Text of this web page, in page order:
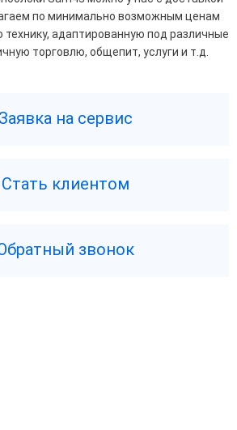
по минимально возможным ценам
адаптированную под различные
торговлю, общепит, услуги и т.д.
Заявка на сервис
Стать клиентом
звонок